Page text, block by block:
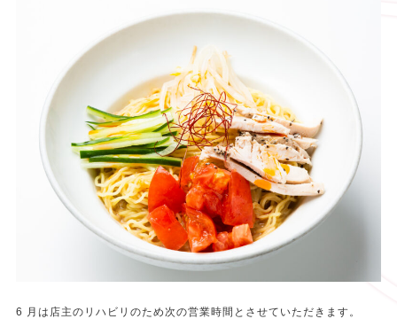
6 月は店主のリハビリのため次の営業時間とさせていただきます。